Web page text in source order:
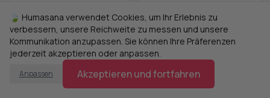
Bodysuit - Grau
Hinzufügen
Shirt Body - Grau
Hinzufügen
🍃 Humasana verwendet Cookies, um Ihr Erlebnis zu
verbessern, unsere Reichweite zu messen und unsere
Kommunikation anzupassen. Sie können Ihre Präferenzen
jederzeit akzeptieren oder anpassen.
Anpassen Akzeptieren und fortfahren